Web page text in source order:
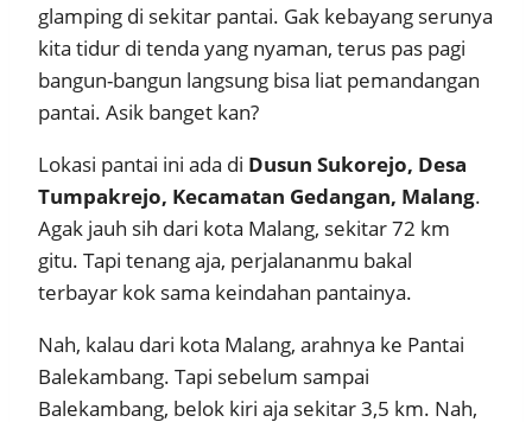
glamping di sekitar pantai. Gak kebayang serunya
kita tidur di tenda yang nyaman, terus pas pagi
bangun-bangun langsung bisa liat pemandangan
pantai. Asik banget kan?
Lokasi pantai ini ada di Dusun Sukorejo, Desa
Tumpakrejo, Kecamatan Gedangan, Malang.
Agak jauh sih dari kota Malang, sekitar 72 km
gitu. Tapi tenang aja, perjalananmu bakal
terbayar kok sama keindahan pantainya.
Nah, kalau dari kota Malang, arahnya ke Pantai
Balekambang. Tapi sebelum sampai
Balekambang, belok kiri aja sekitar 3,5 km. Nah,